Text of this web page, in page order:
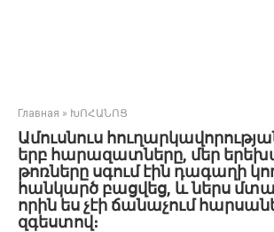
Главная » ԽՈՀԱՆՈՑ
Ամուսնուս
երբ հարազատները, մեր
թոռները սգում էին դագաղի
հանկարծ բացվեց, և ներս
որին ես չէի ճանաչում
զգեստով։